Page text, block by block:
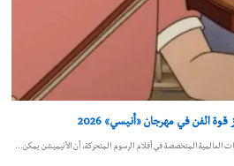
العالمية المتخصصة في أفلام الرسوم المتحركة، أن الأنيميشن يمكن…